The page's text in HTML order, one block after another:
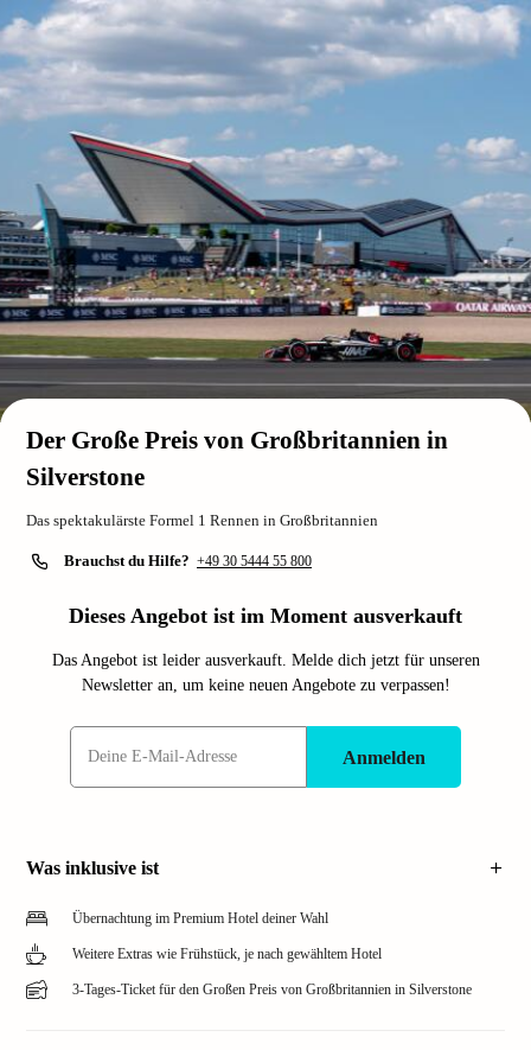
Der Große Preis von Großbritannien in
Silverstone
Das spektakulärste Formel 1 Rennen in Großbritannien
Brauchst du Hilfe? +49 30 5444 55 800
Dieses Angebot ist im Moment ausverkauft
Das Angebot ist leider ausverkauft. Melde dich jetzt für unseren
Newsletter an, um keine neuen Angebote zu verpassen!
Anmelden
Was inklusive ist
Übernachtung im Premium Hotel deiner Wahl
Weitere Extras wie Frühstück, je nach gewähltem Hotel
3-Tages-Ticket für den Großen Preis von Großbritannien in Silverstone